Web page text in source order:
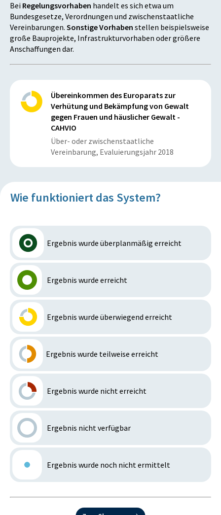
Bei Regelungsvorhaben handelt es sich etwa um
Bundesgesetze, Verordnungen und zwischenstaatliche
Vereinbarungen. Sonstige Vorhaben stellen beispielsweise
große Bauprojekte, Infrastrukturvorhaben oder größere
Anschaffungen dar.
Übereinkommen des Europarats zur
Verhütung und Bekämpfung von Gewalt
gegen Frauen und häuslicher Gewalt -
CAHVIO
Über- oder zwischenstaatliche
Vereinbarung, Evaluierungsjahr 2018
Wie funktioniert das System?
Ergebnis wurde überplanmäßig erreicht
Ergebnis wurde erreicht
Ergebnis wurde überwiegend erreicht
Ergebnis wurde teilweise erreicht
Ergebnis wurde nicht erreicht
Ergebnis nicht verfügbar
Ergebnis wurde noch nicht ermittelt